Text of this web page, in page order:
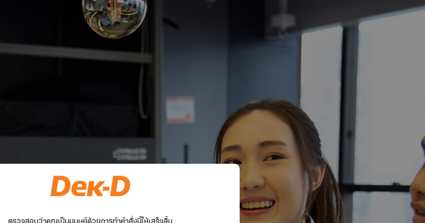
ตรวจสอบว่าคุณเป็นมนุษย์ด้วยการทำคำสั่งนี้ให้เสร็จสิ้น